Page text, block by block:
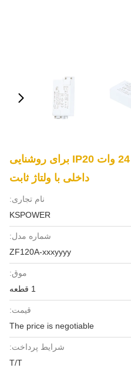
درایور LED پلاستیکی 24 وات IP20 برای روشنایی
داخلی با ولتاژ ثابت
نام تجاری:
KSPOWER
شماره مدل:
ZF120A-xxxyyyy
موق:
1 قطعه
قیمت:
The price is negotiable
شرایط پرداخت:
T/T